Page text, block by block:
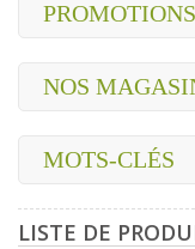
PROMOTIONS
NOS
MOTS-CLÉS
LISTE DE